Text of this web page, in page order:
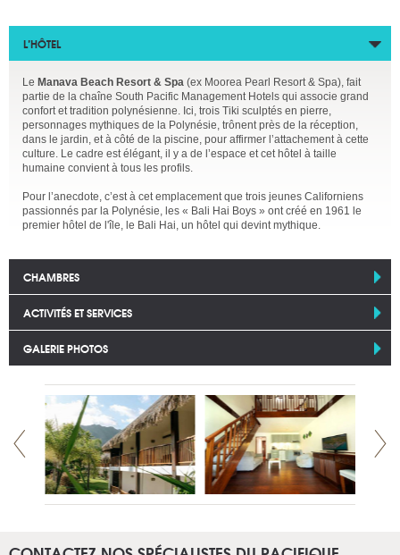
L’HÔTEL
Le Manava Beach Resort & Spa (ex Moorea Pearl Resort & Spa), fait
partie de la chaîne South Pacific Management Hotels qui associe grand
confort et tradition polynésienne. Ici, trois Tiki sculptés en pierre,
personnages mythiques de la Polynésie, trônent près de la réception,
dans le jardin, et à côté de la piscine, pour affirmer l’attachement à cette
culture. Le cadre est élégant, il y a de l’espace et cet hôtel à taille
humaine convient à tous les profils.
Pour l’anecdote, c’est à cet emplacement que trois jeunes Californiens
passionnés par la Polynésie, les « Bali Hai Boys » ont créé en 1961 le
premier hôtel de l'île, le Bali Hai, un hôtel qui devint mythique.
CHAMBRES
ACTIVITÉS ET SERVICES
GALERIE PHOTOS